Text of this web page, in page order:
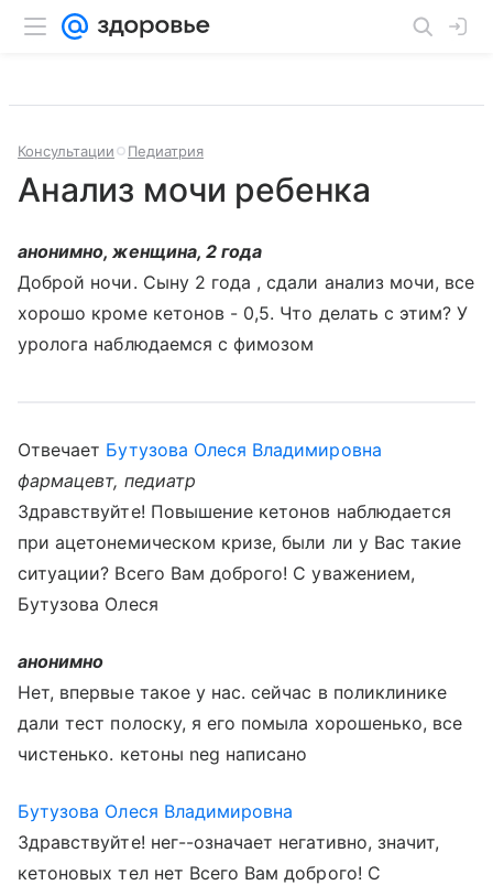
Консультации Педиатрия
Анализ мочи ребенка
анонимно, женщина, 2 года
Доброй ночи. Сыну 2 года , сдали анализ мочи, все
хорошо кроме кетонов - 0,5. Что делать с этим? У
уролога наблюдаемся с фимозом
Отвечает Бутузова Олеся Владимировна
фармацевт, педиатр
Здравствуйте! Повышение кетонов наблюдается
при ацетонемическом кризе, были ли у Вас такие
ситуации? Всего Вам доброго! С уважением,
Бутузова Олеся
анонимно
Нет, впервые такое у нас. сейчас в поликлинике
дали тест полоску, я его помыла хорошенько, все
чистенько. кетоны neg написано
Бутузова Олеся Владимировна
Здравствуйте! нег--означает негативно, значит,
кетоновых тел нет Всего Вам доброго! С